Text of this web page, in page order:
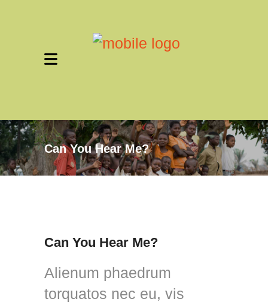
Can You Hear Me?
Can You Hear Me?
Alienum phaedrum
torquatos nec eu, vis